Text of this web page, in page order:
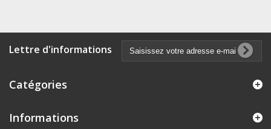
Lettre d'informations
Catégories
Informations